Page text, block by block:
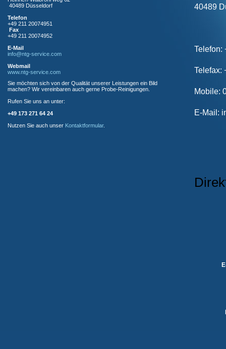
40489
Telefon:
Telefax:
Mobile:
E-Mail:
40489 Düsseldorf
Telefon
+49 211 20074951
Fax
+49 211 20074952
E-Mail
info@ntg-service.com
Webmail
www.ntg-service.com
Sie möchten sich von der Qualität unserer Leistungen ein Bild
machen? Wir vereinbaren auch gerne Probe-Reinigungen.
Rufen Sie uns an unter:
+49 173 271 64 24
Nutzen Sie auch unser Kontaktformular.